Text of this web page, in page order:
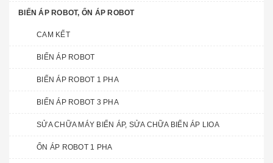
BIẾN ÁP ROBOT, ỔN ÁP ROBOT
CAM KẾT
BIẾN ÁP ROBOT
BIẾN ÁP ROBOT 1 PHA
BIẾN ÁP ROBOT 3 PHA
SỬA CHỮA MÁY BIẾN ÁP, SỬA CHỮA BIẾN ÁP LIOA
ỔN ÁP ROBOT 1 PHA